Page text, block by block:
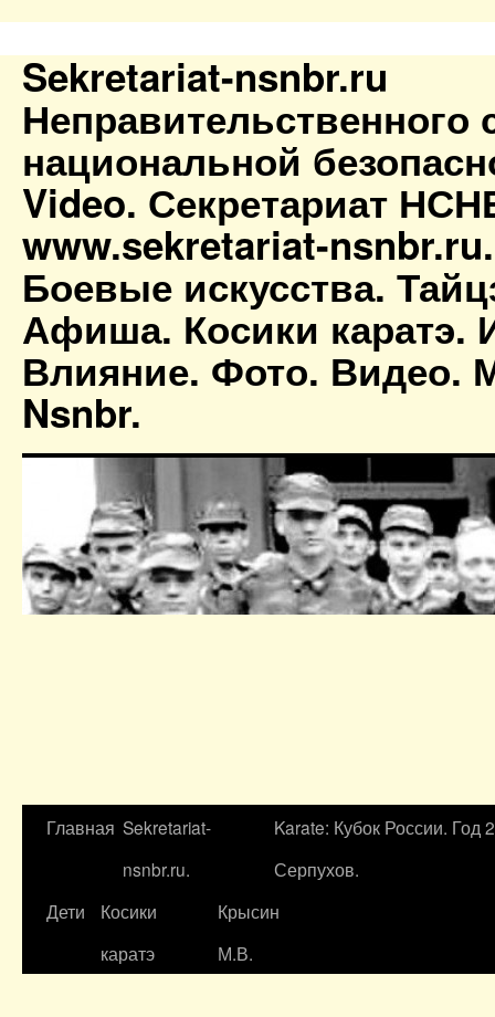
Sekretariat-nsnbr.ru
Неправительственного
национальной
Video. Секретариат
www.sekretariat-
Боевые искусства.
Афиша. Косики каратэ.
Влияние. Фото. Видео.
Nsnbr.
Главная Sekretariat-
nsnbr.ru.
Karate: Кубок России. Год
Серпухов.
Дети
Косики
каратэ
Крысин
М.В.